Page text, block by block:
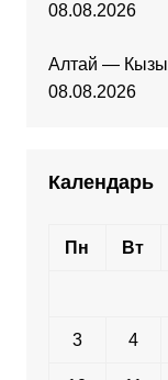
08.08.2026
Алтай —
08.08.2026
Календарь
Пн Вт
3 4